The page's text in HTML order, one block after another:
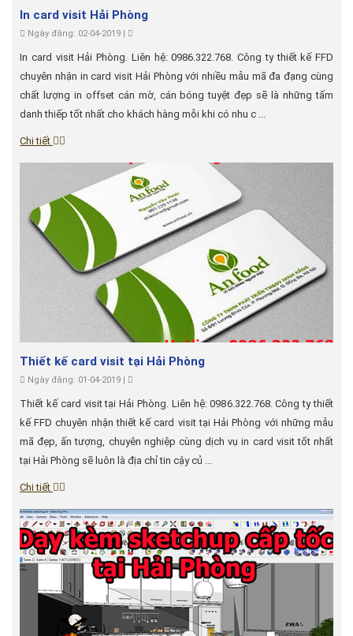
In card visit Hải Phòng
Ngày đăng: 02-04-2019 |
In card visit Hải Phòng. Liên hệ: 0986.322.768. Công ty thiết kế FFD
chuyên nhận in card visit Hải Phòng với nhiều mẫu mã đa đạng cùng
chất lượng in offset cán mờ, cán bóng tuyệt đẹp sẽ là những tấm
danh thiếp tốt nhất cho khách hàng mỗi khi có nhu c ...
Chi tiết
Thiết kế card visit tại Hải Phòng
Ngày đăng: 01-04-2019 |
Thiết kế card visit tại Hải Phòng. Liên hệ: 0986.322.768. Công ty thiết
kế FFD chuyên nhận thiết kế card visit tại Hải Phòng với những mẫu
mã đẹp, ấn tượng, chuyên nghiệp cùng dịch vụ in card visit tốt nhất
tại Hải Phòng sẽ luôn là địa chỉ tin cậy củ ...
Chi tiết